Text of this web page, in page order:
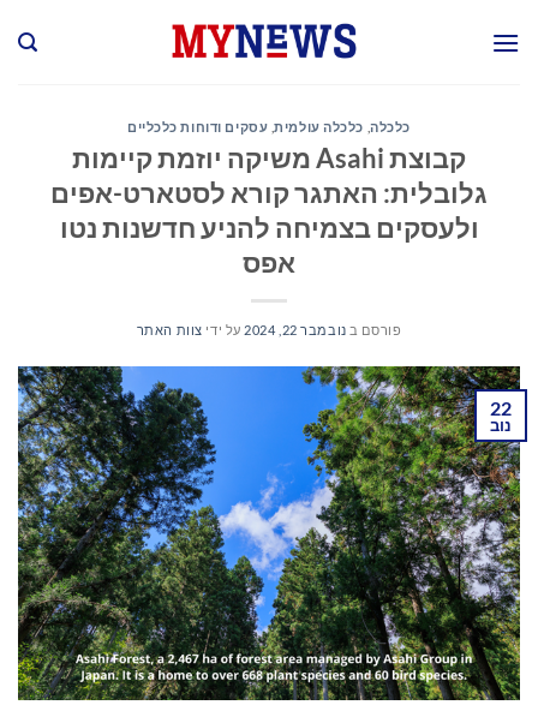
כלכלה, כלכלה עולמית, עסקים ודוחות כלכליים
קבוצת Asahi משיקה יוזמת קיימות
גלובלית: האתגר קורא לסטארט-אפים
ולעסקים בצמיחה להניע חדשנות נטו
אפס
פורסם ב נובמבר 22, 2024 על ידי צוות האתר
22
נוב